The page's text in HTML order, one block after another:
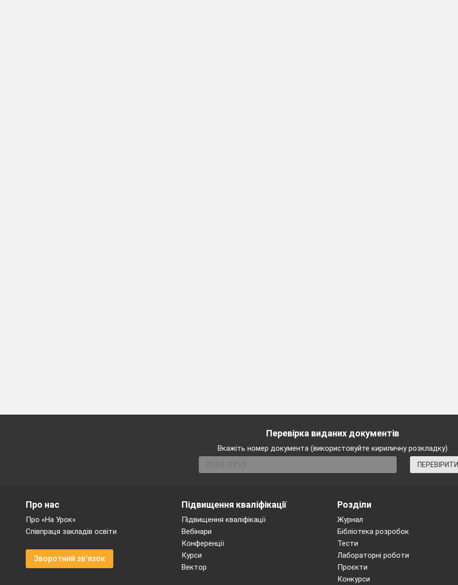
Перевірка виданих документів
Вкажіть номер документа (використовуйте кириличну розкладку)
ПЕРЕВІРИТИ
Підвищення кваліфікації
Підвищення кваліфікації
Вебінари
Конференції
Курси
Вектор
Розділи
Журнал
Бібліотека розробок
Тести
Лабораторні роботи
Проєкти
Конкурси
Про нас
Про «На Урок»
Співпраця закладів освіти
Зворотний зв'язок